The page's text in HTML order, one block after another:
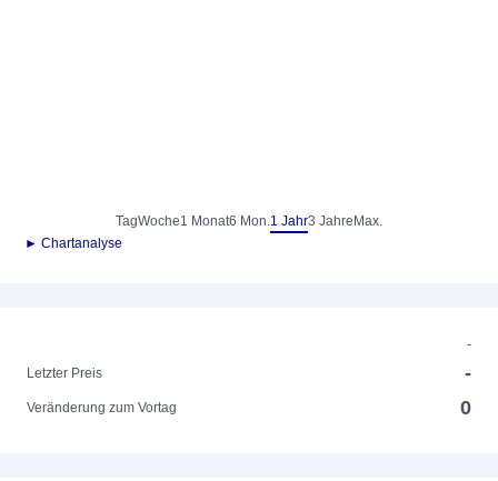
TagWoche1 Monat6 Mon.1 Jahr3 Jahre Max.
► Chartanalyse
-
Letzter Preis
-
Veränderung zum Vortag 0